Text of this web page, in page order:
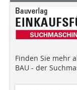
Finden Sie mehr
BAU - der